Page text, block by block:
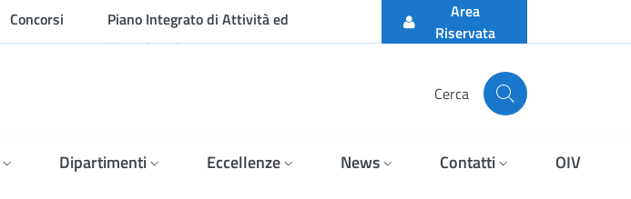
Concorsi
Piano Integrato di Attività ed
Organizzazione
Area
Riservata
Cerca
Dipartimenti Eccellenze News Contatti OIV